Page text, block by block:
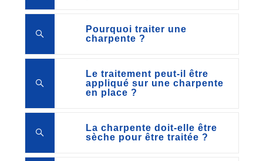
Pourquoi traiter une
charpente ?
Le traitement peut-il être
appliqué sur une charpente
en place ?
La charpente doit-elle être
sèche pour être traitée ?